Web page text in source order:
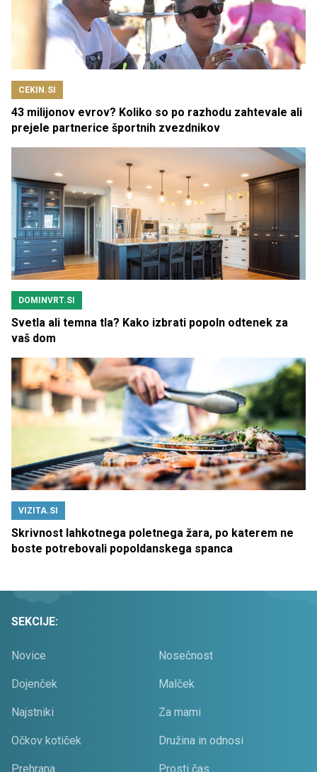
CEKIN.SI
43 milijonov evrov? Koliko so po razhodu zahtevale ali
prejele partnerice športnih zvezdnikov
DOMINVRT.SI
Svetla ali temna tla? Kako izbrati popoln odtenek za
vaš dom
VIZITA.SI
Skrivnost lahkotnega poletnega žara, po katerem ne
boste potrebovali popoldanskega spanca
SEKCIJE:
Novice Nosečnost
Dojenček Malček
Najstniki Za mami
Očkov kotiček Družina in odnosi
Prehrana Prosti čas